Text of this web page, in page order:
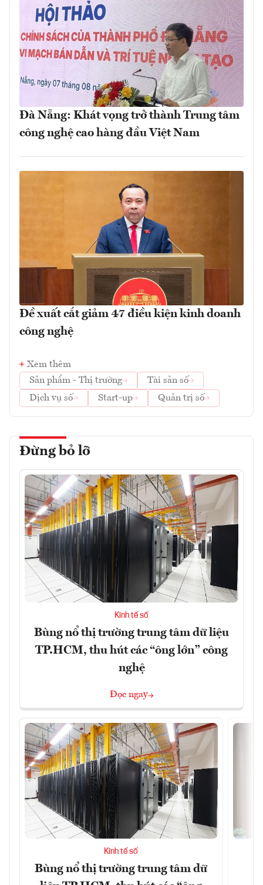
Đà Nẵng: Khát vọng trở thành Trung tâm
công nghệ cao hàng đầu Việt Nam
Đề xuất cắt giảm 47 điều kiện kinh doanh
công nghệ
Xem thêm
Sản phẩm - Thị trường
Tài sản số
Dịch vụ số
Start-up Quản trị số
Đừng bỏ lỡ
Kinh tế số
Bùng nổ thị trường trung tâm dữ liệu
TP.HCM, thu hút các “ông lớn” công
nghệ
Đọc ngay
Kinh tế số
Bùng nổ thị trường trung tâm dữ